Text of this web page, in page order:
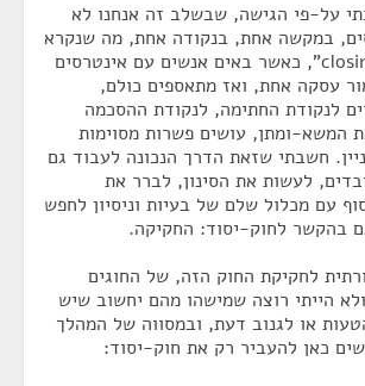
על-פי הגישה, שבשלב זה אנחנו לא
במקשה אחת, בנקודה אחת, מה שנקרא
בעולם הכלכלי "closing", כאשר באים אנשים עם אינטרסים
עסקה אחת, ואז מתאספים כולם,
לנקודת החתימה, לנקודת ההסכמה
המשא-ומתן, עושים פשרות מסוימות
חשבתי שזאת הדרך הנכונה לעבוד גם
לעשות את הסינון, לברר את
עם מכלול שלם של בעיות וניסיון לחפש
בהקשר לחוק-יסוד: החקיקה.
לחקיקת החוק הזה, של החוגים
הייתי רוצה שמישהו מהם יחשוב שיש
או לגנוב דעת, ובמסווה של המהלך
כאן להעביר רק את חוק-יסוד: